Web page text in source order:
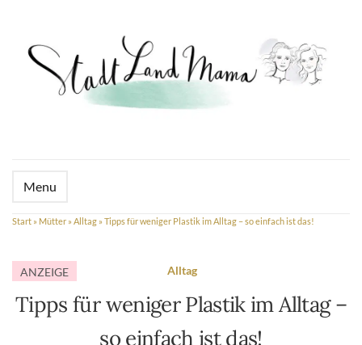
Menu
Start » Mütter » Alltag » Tipps für weniger Plastik im Alltag – so einfach ist das!
ANZEIGE Alltag
Tipps für weniger Plastik im Alltag –
so einfach ist das!